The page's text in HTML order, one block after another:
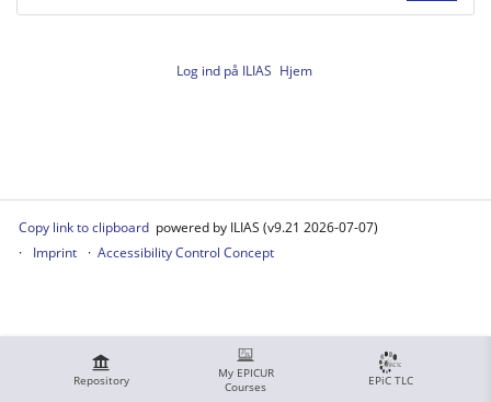
Repository
My EPICUR
Courses
EPiC TLC
Log ind på ILIAS Hjem
Copy link to clipboard powered by ILIAS (v9.21 2026-07-07)
Imprint
Accessibility Control Concept